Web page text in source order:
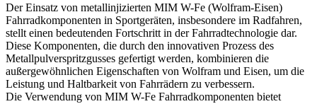
Der Einsatz von metallinjizierten MIM W-Fe (Wolfram-Eisen)
Fahrradkomponenten in Sportgeräten, insbesondere im Radfahren,
stellt einen bedeutenden Fortschritt in der Fahrradtechnologie dar.
Diese Komponenten, die durch den innovativen Prozess des
Metallpulverspritzgusses gefertigt werden, kombinieren die
außergewöhnlichen Eigenschaften von Wolfram und Eisen, um die
Leistung und Haltbarkeit von Fahrrädern zu verbessern.
Die Verwendung von MIM W-Fe Fahrradkomponenten bietet